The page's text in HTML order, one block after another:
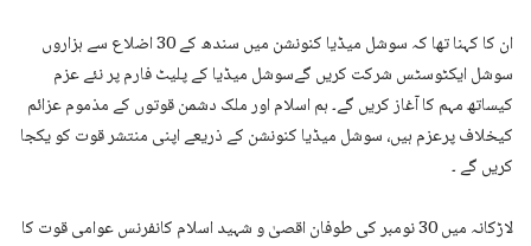
ان کا کہنا تھا کہ سوشل میڈیا کنونشن میں سندھ کے 30 اضلاع سے ہزاروں
سوشل ایکٹوسٹس شرکت کریں گےسوشل میڈیا کے پلیٹ فارم پر نئے عزم
کیساتھ مہم کا آغاز کریں گے۔ ہم اسلام اور ملک دشمن قوتوں کے مذموم عزائم
کیخلاف پرعزم ہیں، سوشل میڈیا کنونشن کے ذریعے اپنی منتشر قوت کو یکجا
کریں گے ۔
لاڑکانہ میں 30 نومبر کی طوفان اقصیٰ و شہید اسلام کانفرنس عوامی قوت کا